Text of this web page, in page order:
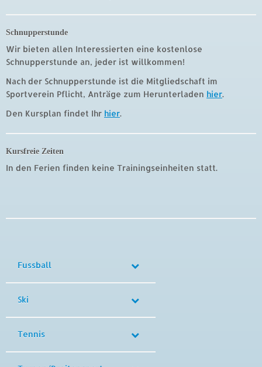
Schnupperstunde
Wir bieten allen Interessierten eine kostenlose
Schnupperstunde an, jeder ist willkommen!
Nach der Schnupperstunde ist die Mitgliedschaft im
Sportverein Pflicht, Anträge zum Herunterladen hier.
Den Kursplan findet Ihr hier.
Kursfreie Zeiten
In den Ferien finden keine Trainingseinheiten statt.
Fussball
Ski
Tennis